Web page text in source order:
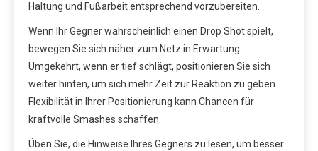
Haltung und Fußarbeit entsprechend vorzubereiten.
Wenn Ihr Gegner wahrscheinlich einen Drop Shot spielt,
bewegen Sie sich näher zum Netz in Erwartung.
Umgekehrt, wenn er tief schlägt, positionieren Sie sich
weiter hinten, um sich mehr Zeit zur Reaktion zu geben.
Flexibilität in Ihrer Positionierung kann Chancen für
kraftvolle Smashes schaffen.
Üben Sie, die Hinweise Ihres Gegners zu lesen, um besser